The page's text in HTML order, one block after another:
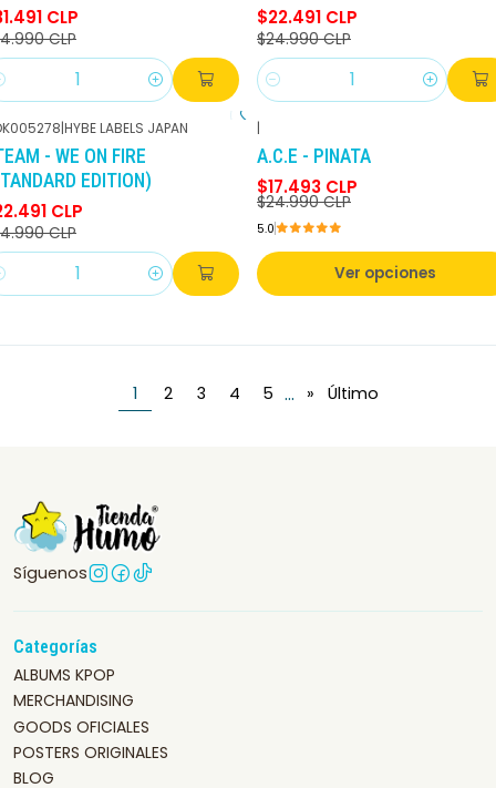
CLP
CLP
$22.491 CLP
$24.990 CLP
Cantidad
DCTO
|HYBE LABELS JAPAN
- WE ON FIRE
EDITION)
CLP
CLP
|
A.C.E - PINATA
$17.493 CLP
$24.990 CLP
5.0
Ver opciones
1 2 3 4 5 ... » Último
Síguenos
Categorías
ALBUMS KPOP
MERCHANDISING
GOODS OFICIALES
POSTERS ORIGINALES
BLOG